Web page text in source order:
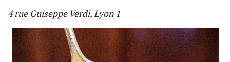
4 rue Guiseppe Verdi, Lyon 1